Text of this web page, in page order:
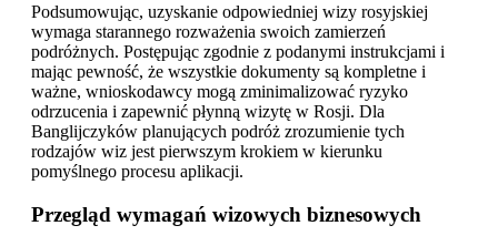
Podsumowując, uzyskanie odpowiedniej wizy rosyjskiej
wymaga starannego rozważenia swoich zamierzeń
podróżnych. Postępując zgodnie z podanymi instrukcjami i
mając pewność, że wszystkie dokumenty są kompletne i
ważne, wnioskodawcy mogą zminimalizować ryzyko
odrzucenia i zapewnić płynną wizytę w Rosji. Dla
Banglijczyków planujących podróż zrozumienie tych
rodzajów wiz jest pierwszym krokiem w kierunku
pomyślnego procesu aplikacji.
Przegląd wymagań wizowych biznesowych